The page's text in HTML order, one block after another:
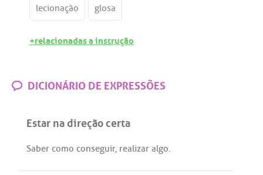
lecionação glosa
+relacionadas a instrução
DICIONÁRIO DE EXPRESSÕES
Estar na direção certa
Saber como conseguir, realizar algo.